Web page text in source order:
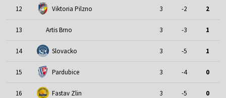
12 Viktoria Pilzno 3 -2 2
13 Artis Brno 3 -3 1
14 Slovacko 3 -5 1
15 Pardubice 3 -4 0
16 Fastav Zlin 3 -5 0